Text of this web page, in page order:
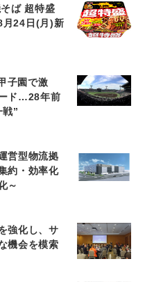
ば 超特盛
月24日(月)新
子園で激
ド…28年前
”
営型物流拠
約・効率化
～
強化し、サ
機会を模索